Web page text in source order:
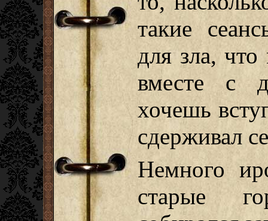
такие
для зла,
вместе с
хочешь
сдерживал
Немного
старые